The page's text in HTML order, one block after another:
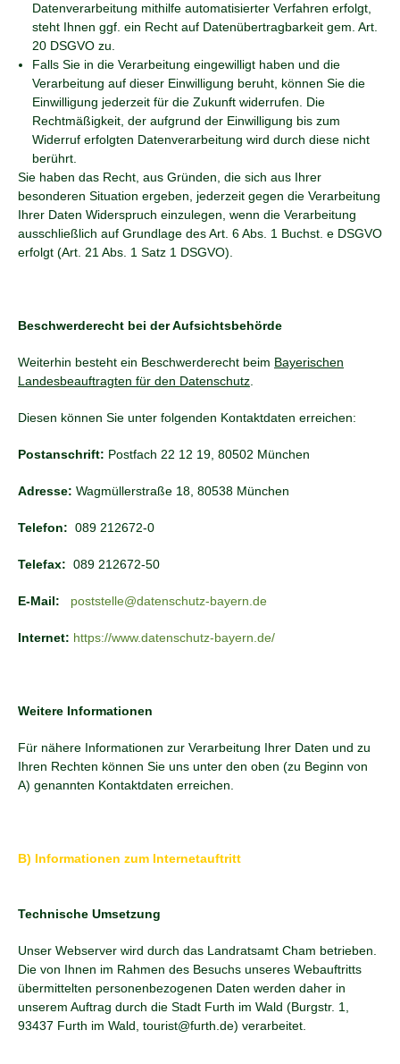
Datenverarbeitung mithilfe automatisierter Verfahren erfolgt,
steht Ihnen ggf. ein Recht auf Datenübertragbarkeit gem. Art.
20 DSGVO zu.
Falls Sie in die Verarbeitung eingewilligt haben und die
Verarbeitung auf dieser Einwilligung beruht, können Sie die
Einwilligung jederzeit für die Zukunft widerrufen. Die
Rechtmäßigkeit, der aufgrund der Einwilligung bis zum
Widerruf erfolgten Datenverarbeitung wird durch diese nicht
berührt.
Sie haben das Recht, aus Gründen, die sich aus Ihrer
besonderen Situation ergeben, jederzeit gegen die Verarbeitung
Ihrer Daten Widerspruch einzulegen, wenn die Verarbeitung
ausschließlich auf Grundlage des Art. 6 Abs. 1 Buchst. e DSGVO
erfolgt (Art. 21 Abs. 1 Satz 1 DSGVO).
Beschwerderecht bei der Aufsichtsbehörde
Weiterhin besteht ein Beschwerderecht beim Bayerischen
Landesbeauftragten für den Datenschutz
Diesen können Sie unter folgenden Kontaktdaten erreichen:
Postanschrift: Postfach 22 12 19, 80502 München
Adresse: Wagmüllerstraße 18, 80538 München
Telefon: 089 212672-0
Telefax: 089 212672-50
E-Mail: poststelle@datenschutz-bayern.de
Internet: https://www.datenschutz-bayern.de/
Weitere Informationen
Für nähere Informationen zur Verarbeitung Ihrer Daten und zu
Ihren Rechten können Sie uns unter den oben (zu Beginn von
A) genannten Kontaktdaten erreichen.
B) Informationen zum Internetauftritt
Technische Umsetzung
Unser Webserver wird durch das Landratsamt Cham betrieben.
Die von Ihnen im Rahmen des Besuchs unseres Webauftritts
übermittelten personenbezogenen Daten werden daher in
unserem Auftrag durch die Stadt Furth im Wald (Burgstr. 1,
93437 Furth im Wald, tourist@furth.de) verarbeitet.